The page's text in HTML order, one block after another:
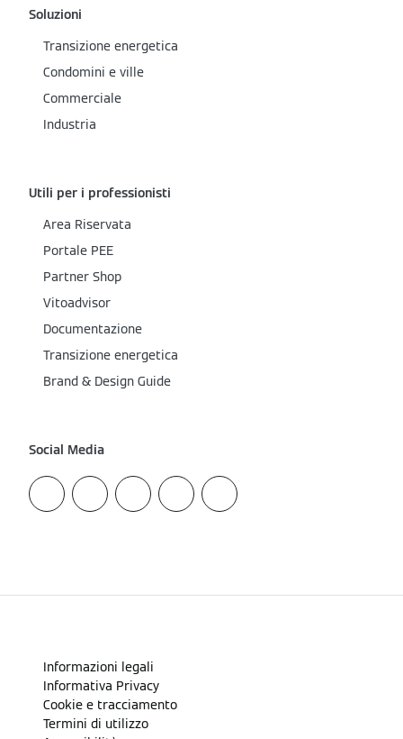
Soluzioni
Transizione energetica
Condomini e ville
Commerciale
Industria
Utili per i professionisti
Area Riservata
Portale PEE
Partner Shop
Vitoadvisor
Documentazione
Transizione energetica
Brand & Design Guide
Social Media
Informazioni legali
Informativa Privacy
Cookie e tracciamento
Termini di utilizzo